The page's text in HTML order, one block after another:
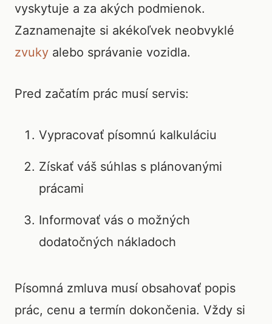
vyskytuje a za akých podmienok.
Zaznamenajte si akékoľvek neobvyklé
zvuky alebo správanie vozidla.
Pred začatím prác musí servis:
Vypracovať písomnú kalkuláciu
Získať váš súhlas s plánovanými
prácami
Informovať vás o možných
dodatočných nákladoch
Písomná zmluva musí obsahovať popis
prác, cenu a termín dokončenia. Vždy si